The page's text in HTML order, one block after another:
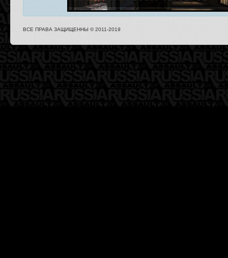
ВСЕ ПРАВА ЗАЩИЩЕННЫ © 2011-2019